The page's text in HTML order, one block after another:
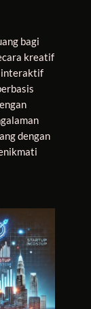
bagi
kreatif
interaktif
dengan